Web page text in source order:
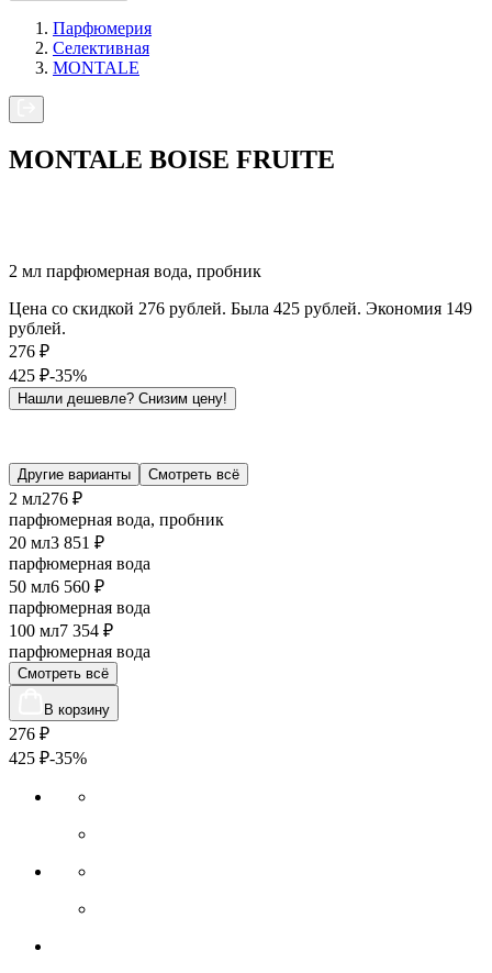
Парфюмерия
Селективная
MONTALE
MONTALE BOISE FRUITE
2 мл парфюмерная вода, пробник
Цена со скидкой 276 рублей. Была 425 рублей. Экономия 149
рублей.
276 ₽
425 ₽-35%
Нашли дешевле? Снизим цену!
Другие варианты Смотреть всё
2 мл276 ₽
парфюмерная вода, пробник
20 мл3 851 ₽
парфюмерная вода
50 мл6 560 ₽
парфюмерная вода
100 мл7 354 ₽
парфюмерная вода
Смотреть всё
В корзину
276 ₽
425 ₽-35%